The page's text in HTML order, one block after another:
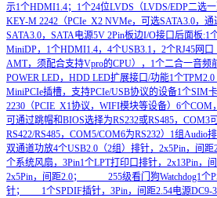
示1个HDMI1.4；1个24位LVDS（LVDS/EDP二选
KEY-M 2242（PCIe_X2 NVMe，可选SATA3.0，
SATA3.0，SATA电源5V 2Pin板边I/O接口后面板:1
MiniDP，1个HDMI1.4，4个USB3.1，2个RJ45网
AMT，须配合支持Vpro的CPU），1个二合一音频
POWER LED，HDD LED扩展接口/功能1个
MiniPCIe插槽，支持PCIe/USB协议的设备1个SIM
2230（PCIE_X1协议，WIFI模块等设备）6个COM
可通过跳帽和BIOS选择为RS232或RS485，COM3
RS422/RS485，COM5/COM6为RS232）1组Audio
双通道功放4个USB2.0（2组）排针，2x5Pin，间距
个系统风扇，3Pin1个LPT打印口排针，2x13Pin，间
2x5Pin，间距2.0； 255级看门狗Watchdog1个
针； 1个SPDIF插针，3Pin，间距2.54电源DC9-